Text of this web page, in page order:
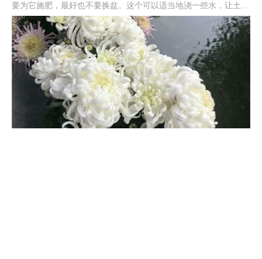
要为它施肥，最好也不要换盆。这个可以适当地浇一些水，让土壤
保持潮而不湿的状态。还需要将它放在一个温暖且通风良好，并可
以得到充足光照的地方进行养护。这能让它更快地适应环境恢复生
长。